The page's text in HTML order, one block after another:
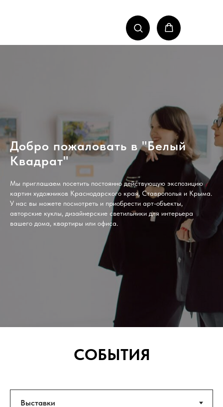
Добро пожаловать в "Белый
Квадрат"
Мы приглашаем посетить постоянно действующую экспозицию
картин художников Краснодарского края, Ставрополья и Крыма.
У нас вы можете посмотреть и приобрести арт-объекты,
авторские куклы, дизайнерские светильники для интерьера
вашего дома, квартиры или офиса.
СОБЫТИЯ